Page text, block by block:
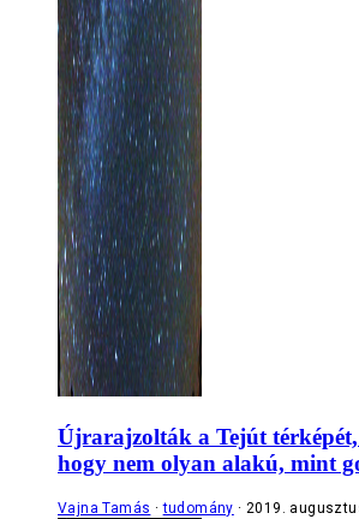
Újrarajzolták a Tejút
hogy nem olyan alakú, mint
Vajna Tamás tudomány 2019.